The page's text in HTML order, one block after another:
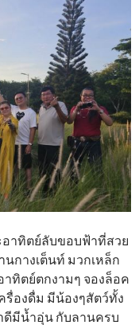
อาทิตย์ลับขอบฟ้าที่สวย
กางเต็นท์ มวกเหล็ก
ทิตย์ตกงามๆ จองล็อค
รื่องดื่ม มีน้องๆสัตว์ทั้ง
ดีมีน้ำอุ่น กับลานครบ